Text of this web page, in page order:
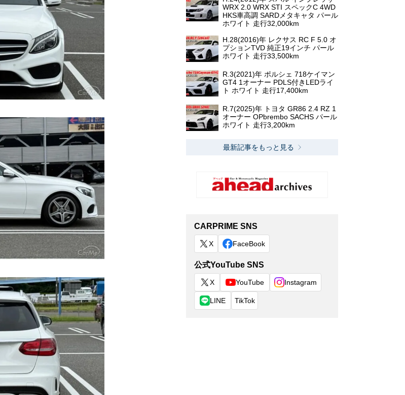
WRX 2.0 WRX STI スペックC 4WD
HKS車高調 SARDメタキャタ パール
ホワイト 走行32,000km
H.28(2016)年 レクサス RC F 5.0 オ
プションTVD 純正19インチ パール
ホワイト 走行33,500km
R.3(2021)年 ポルシェ 718ケイマン
GT4 1オーナー PDLS付きLEDライ
ト ホワイト 走行17,400km
R.7(2025)年 トヨタ GR86 2.4 RZ 1
オーナー OPbrembo SACHS パール
ホワイト 走行3,200km
最新記事をもっと見る
CARPRIME SNS
X FaceBook
公式YouTube SNS
X YouTube Instagram
LINE TikTok